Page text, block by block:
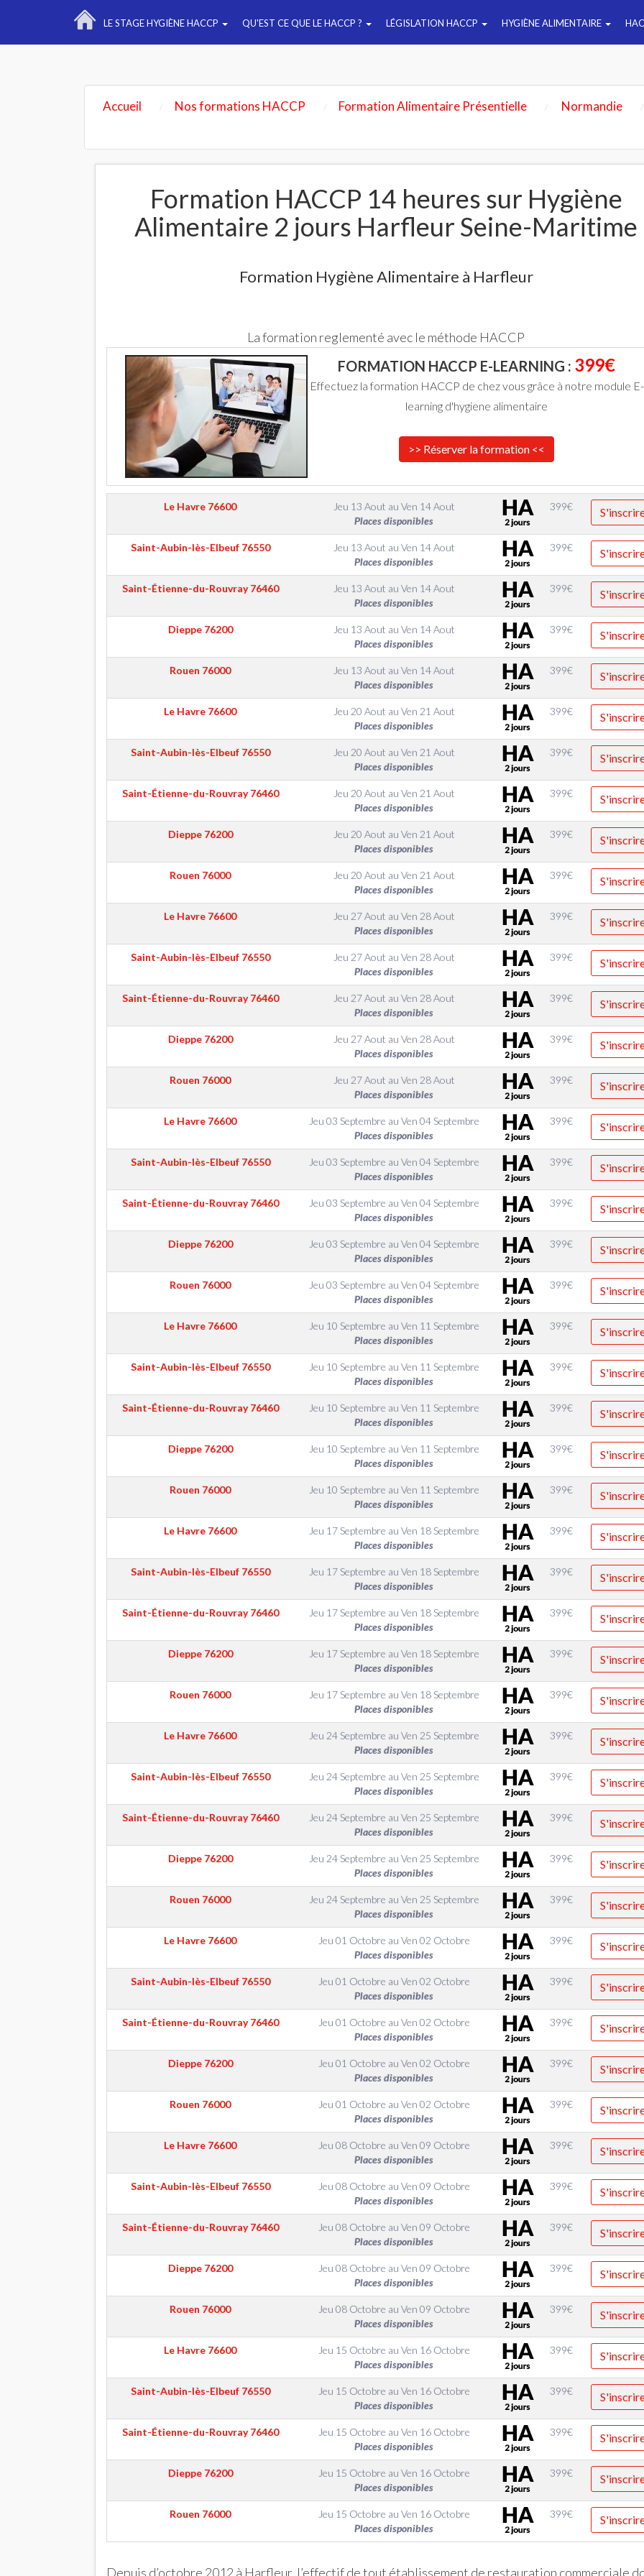
LE STAGE HYGIÈNE HACCP QU'EST CE QUE LE HACCP ? LÉGISLATION HACCP HYGIÈNE ALIMENTAIRE
Accueil Nos formations HACCP Formation Alimentaire Présentielle Normandie
Formation HACCP 14 heures sur Hygiène
Alimentaire 2 jours Harfleur Seine-Maritime
Formation Hygiène Alimentaire à Harfleur
La formation reglementé avec le méthode HACCP
FORMATION HACCP E-LEARNING : 399€
Effectuez la formation HACCP de chez vous grâce à notre module E-
learning d'hygiene alimentaire
>> Réserver la formation <<
Le Havre 76600 Jeu 13 Aout au Ven 14 Aout
Places disponibles
399€
Saint-Aubin-lès-Elbeuf 76550 Jeu 13 Aout au Ven 14 Aout
Places disponibles
399€
Saint-Étienne-du-Rouvray76460 Jeu 13 Aout au Ven 14 Aout
Places disponibles
399€
Dieppe 76200 Jeu 13 Aout au Ven 14 Aout
Places disponibles
399€
Rouen 76000 Jeu 13 Aout au Ven 14 Aout
Places disponibles
399€
Le Havre 76600 Jeu 20 Aout au Ven 21 Aout
Places disponibles
399€
Saint-Aubin-lès-Elbeuf 76550 Jeu 20 Aout au Ven 21 Aout
Places disponibles
399€
Saint-Étienne-du-Rouvray76460 Jeu 20 Aout au Ven 21 Aout
Places disponibles
399€
Dieppe 76200 Jeu 20 Aout au Ven 21 Aout
Places disponibles
399€
Rouen 76000 Jeu 20 Aout au Ven 21 Aout
Places disponibles
399€
Le Havre 76600 Jeu 27 Aout au Ven 28 Aout
Places disponibles
399€
Saint-Aubin-lès-Elbeuf 76550 Jeu 27 Aout au Ven 28 Aout
Places disponibles
399€
Saint-Étienne-du-Rouvray76460 Jeu 27 Aout au Ven 28 Aout
Places disponibles
399€
Dieppe 76200 Jeu 27 Aout au Ven 28 Aout
Places disponibles
399€
Rouen 76000 Jeu 27 Aout au Ven 28 Aout
Places disponibles
399€
Le Havre 76600 Jeu 03 Septembre au Ven 04 Septembre
Places disponibles
399€
Saint-Aubin-lès-Elbeuf 76550 Jeu 03 Septembre au Ven 04 Septembre
Places disponibles
399€
Saint-Étienne-du-Rouvray76460 Jeu 03 Septembre au Ven 04 Septembre
Places disponibles
399€
Dieppe 76200 Jeu 03 Septembre au Ven 04 Septembre
Places disponibles
399€
Rouen 76000 Jeu 03 Septembre au Ven 04 Septembre
Places disponibles
399€
Le Havre 76600 Jeu 10 Septembre au Ven 11 Septembre
Places disponibles
399€
Saint-Aubin-lès-Elbeuf 76550 Jeu 10 Septembre au Ven 11 Septembre
Places disponibles
399€
Saint-Étienne-du-Rouvray76460 Jeu 10 Septembre au Ven 11 Septembre
Places disponibles
399€
Dieppe 76200 Jeu 10 Septembre au Ven 11 Septembre
Places disponibles
399€
Rouen 76000 Jeu 10 Septembre au Ven 11 Septembre
Places disponibles
399€
Le Havre 76600 Jeu 17 Septembre au Ven 18 Septembre
Places disponibles
399€
Saint-Aubin-lès-Elbeuf 76550 Jeu 17 Septembre au Ven 18 Septembre
Places disponibles
399€
Saint-Étienne-du-Rouvray76460 Jeu 17 Septembre au Ven 18 Septembre
Places disponibles
399€
Dieppe 76200 Jeu 17 Septembre au Ven 18 Septembre
Places disponibles
399€
Rouen 76000 Jeu 17 Septembre au Ven 18 Septembre
Places disponibles
399€
Le Havre 76600 Jeu 24 Septembre au Ven 25 Septembre
Places disponibles
399€
Saint-Aubin-lès-Elbeuf 76550 Jeu 24 Septembre au Ven 25 Septembre
Places disponibles
399€
Saint-Étienne-du-Rouvray76460 Jeu 24 Septembre au Ven 25 Septembre
Places disponibles
399€
Dieppe 76200 Jeu 24 Septembre au Ven 25 Septembre
Places disponibles
399€
Rouen 76000 Jeu 24 Septembre au Ven 25 Septembre
Places disponibles
399€
Le Havre 76600 Jeu 01 Octobre au Ven 02 Octobre
Places disponibles
399€
Saint-Aubin-lès-Elbeuf 76550 Jeu 01 Octobre au Ven 02 Octobre
Places disponibles
399€
Saint-Étienne-du-Rouvray76460 Jeu 01 Octobre au Ven 02 Octobre
Places disponibles
399€
Dieppe 76200 Jeu 01 Octobre au Ven 02 Octobre
Places disponibles
399€
Rouen 76000 Jeu 01 Octobre au Ven 02 Octobre
Places disponibles
399€
Le Havre 76600 Jeu 08 Octobre au Ven 09 Octobre
Places disponibles
399€
Saint-Aubin-lès-Elbeuf 76550 Jeu 08 Octobre au Ven 09 Octobre
Places disponibles
399€
Saint-Étienne-du-Rouvray76460 Jeu 08 Octobre au Ven 09 Octobre
Places disponibles
399€
Dieppe 76200 Jeu 08 Octobre au Ven 09 Octobre
Places disponibles
399€
Rouen 76000 Jeu 08 Octobre au Ven 09 Octobre
Places disponibles
399€
Le Havre 76600 Jeu 15 Octobre au Ven 16 Octobre
Places disponibles
399€
Saint-Aubin-lès-Elbeuf 76550 Jeu 15 Octobre au Ven 16 Octobre
Places disponibles
399€
Saint-Étienne-du-Rouvray76460 Jeu 15 Octobre au Ven 16 Octobre
Places disponibles
399€
Dieppe 76200 Jeu 15 Octobre au Ven 16 Octobre
Places disponibles
399€
Rouen 76000 Jeu 15 Octobre au Ven 16 Octobre
Places disponibles
399€
Depuis d’octobre 2012 à Harfleur, l’effectif de tout établissement de restauration commerciale